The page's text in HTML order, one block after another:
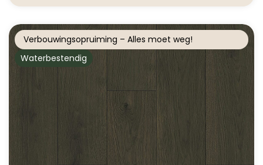
Verbouwingsopruiming – Alles moet weg!
Waterbestendig